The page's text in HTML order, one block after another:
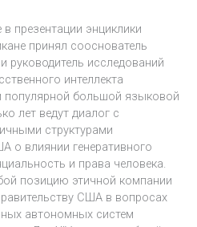
презентации энциклики
принял сооснователь
исследований
интеллекта
популярной большой языковой
лет ведут диалог с
структурами
о влиянии генеративного
и права человека.
позицию этичной компании
США в вопросах
автономных систем